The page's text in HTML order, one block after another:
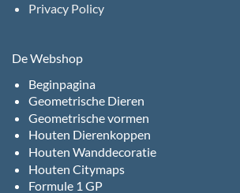
Privacy Policy
De Webshop
Beginpagina
Geometrische Dieren
Geometrische vormen
Houten Dierenkoppen
Houten Wanddecoratie
Houten Citymaps
Formule 1 GP